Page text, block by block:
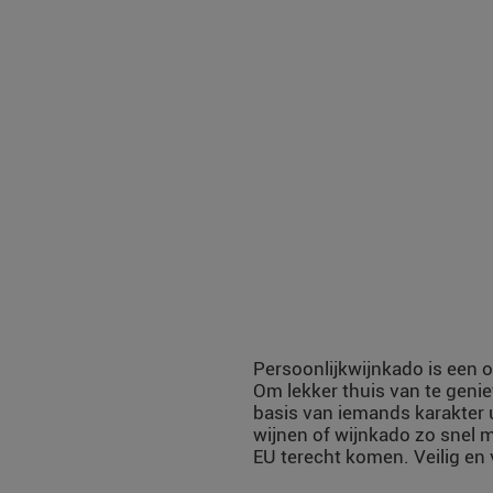
Persoonlijkwijnkado is een
Om lekker thuis van te
basis van iemands
wijnen of wijnkado zo snel
EU terecht komen. Veilig